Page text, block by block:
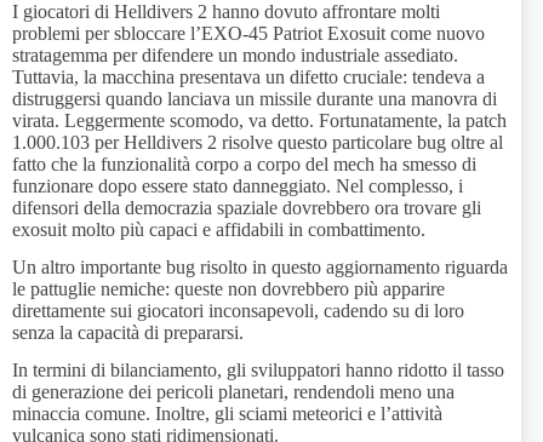
I giocatori di Helldivers 2 hanno dovuto affrontare molti
problemi per sbloccare l’EXO-45 Patriot Exosuit come nuovo
stratagemma per difendere un mondo industriale assediato.
Tuttavia, la macchina presentava un difetto cruciale: tendeva a
distruggersi quando lanciava un missile durante una manovra di
virata. Leggermente scomodo, va detto. Fortunatamente, la patch
1.000.103 per Helldivers 2 risolve questo particolare bug oltre al
fatto che la funzionalità corpo a corpo del mech ha smesso di
funzionare dopo essere stato danneggiato. Nel complesso, i
difensori della democrazia spaziale dovrebbero ora trovare gli
exosuit molto più capaci e affidabili in combattimento.
Un altro importante bug risolto in questo aggiornamento riguarda
le pattuglie nemiche: queste non dovrebbero più apparire
direttamente sui giocatori inconsapevoli, cadendo su di loro
senza la capacità di prepararsi.
In termini di bilanciamento, gli sviluppatori hanno ridotto il tasso
di generazione dei pericoli planetari, rendendoli meno una
minaccia comune. Inoltre, gli sciami meteorici e l’attività
vulcanica sono stati ridimensionati.